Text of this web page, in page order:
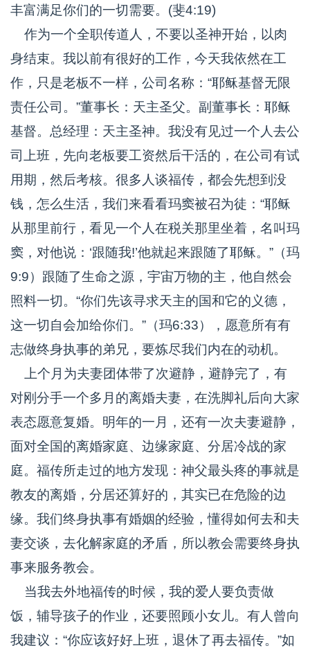
丰富满足你们的一切需要。(斐4:19)
作为一个全职传道人，不要以圣神开始，以肉
身结束。我以前有很好的工作，今天我依然在工
作，只是老板不一样，公司名称：“耶稣基督无限
责任公司。”董事长：天主圣父。副董事长：耶稣
基督。总经理：天主圣神。我没有见过一个人去公
司上班，先向老板要工资然后干活的，在公司有试
用期，然后考核。很多人谈福传，都会先想到没
钱，怎么生活，我们来看看玛窦被召为徒：“耶稣
从那里前行，看见一个人在税关那里坐着，名叫玛
窦，对他说：‘跟随我!’他就起来跟随了耶稣。”（玛
9:9）跟随了生命之源，宇宙万物的主，他自然会
照料一切。“你们先该寻求天主的国和它的义德，
这一切自会加给你们。”（玛6:33），愿意所有有
志做终身执事的弟兄，要炼尽我们内在的动机。
上个月为夫妻团体带了次避静，避静完了，有
对刚分手一个多月的离婚夫妻，在洗脚礼后向大家
表态愿意复婚。明年的一月，还有一次夫妻避静，
面对全国的离婚家庭、边缘家庭、分居冷战的家
庭。福传所走过的地方发现：神父最头疼的事就是
教友的离婚，分居还算好的，其实已在危险的边
缘。我们终身执事有婚姻的经验，懂得如何去和夫
妻交谈，去化解家庭的矛盾，所以教会需要终身执
事来服务教会。
当我去外地福传的时候，我的爱人要负责做
饭，辅导孩子的作业，还要照顾小女儿。有人曾向
我建议：“你应该好好上班，退休了再去福传。”如